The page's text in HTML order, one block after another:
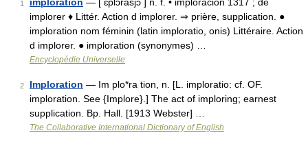
1
implorer ♦ Littér. Action d implorer. ⇒ prière, supplication. ●
imploration nom féminin (latin imploratio, onis) Littéraire. Action
d implorer. ● imploration (synonymes) …
Encyclopédie Universelle
2 Imploration — Im plo*ra tion, n. [L. imploratio: cf. OF.
imploration. See {Implore}.] The act of imploring; earnest
supplication. Bp. Hall. [1913 Webster] …
The Collaborative International Dictionary of English